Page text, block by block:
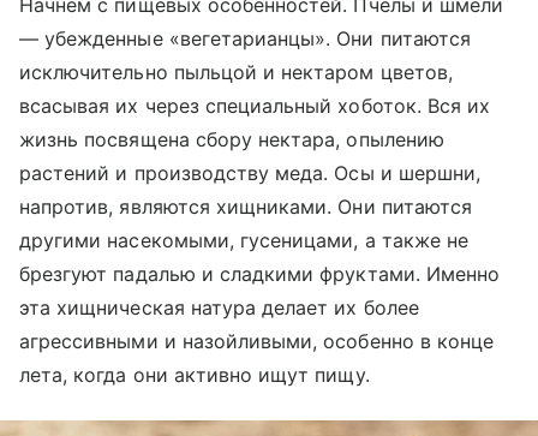
Начнем с пищевых особенностей. Пчелы и шмели
— убежденные «вегетарианцы». Они питаются
исключительно пыльцой и нектаром цветов,
всасывая их через специальный хоботок. Вся их
жизнь посвящена сбору нектара, опылению
растений и производству меда. Осы и шершни,
напротив, являются хищниками. Они питаются
другими насекомыми, гусеницами, а также не
брезгуют падалью и сладкими фруктами. Именно
эта хищническая натура делает их более
агрессивными и назойливыми, особенно в конце
лета, когда они активно ищут пищу.